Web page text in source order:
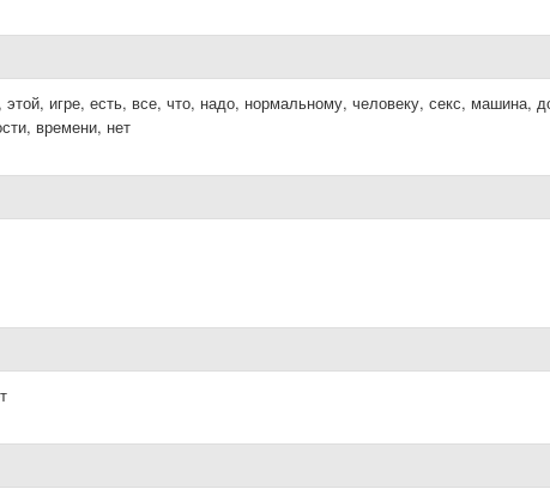
игре, есть, все, что, надо, нормальному, человеку, секс, машина,
времени, нет